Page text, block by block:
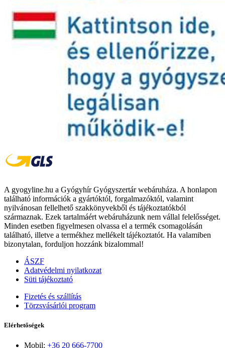
A gyogyline.hu a Gyógyhír Gyógyszertár webáruháza. A honlapon
található információk a gyártóktól, forgalmazóktól, valamint
nyilvánosan fellelhető szakkönyvekből és tájékoztatókból
származnak. Ezek tartalmáért webáruházunk nem vállal felelősséget.
Minden esetben figyelmesen olvassa el a termék csomagolásán
található, illetve a termékhez mellékelt tájékoztatót. Ha valamiben
bizonytalan, forduljon hozzánk bizalommal!
ÁSZF
Adatvédelmi nyilatkozat
Süti tájékoztató
Fizetés és szállítás
Törzsvásárlói program
Elérhetőségek
Mobil: +36 20 666-7700